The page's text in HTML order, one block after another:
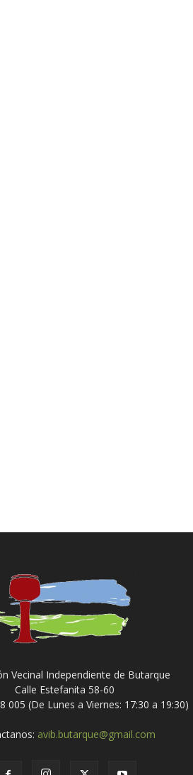
Vecinal Independiente de Butarque
Calle Estefanita 58-60
005 (De Lunes a Viernes: 17:30 a 19:30)
avib.butarque@gmail.com